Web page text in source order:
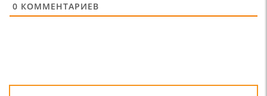
0 КОММЕНТАРИЕВ